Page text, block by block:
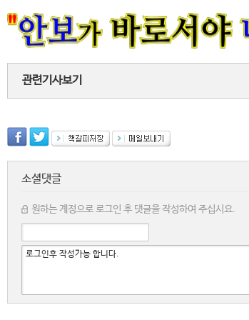
관련기사보기
소셜댓글
원하는 계정으로 로그인 후 댓글을 작성하여 주십시요.